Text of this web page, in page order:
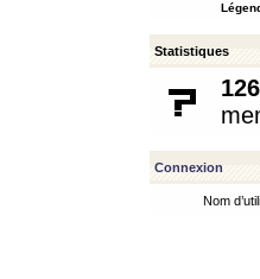
Statistiques
Connexion
Nom